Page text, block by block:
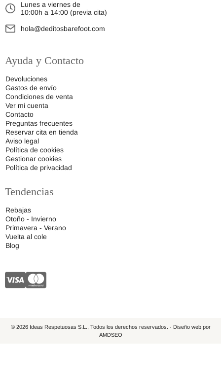
Lunes a viernes de
10:00h a 14:00 (previa cita)
hola@deditosbarefoot.com
Ayuda y Contacto
Devoluciones
Gastos de envío
Condiciones de venta
Ver mi cuenta
Contacto
Preguntas frecuentes
Reservar cita en tienda
Aviso legal
Política de cookies
Gestionar cookies
Política de privacidad
Tendencias
Rebajas
Otoño - Invierno
Primavera - Verano
Vuelta al cole
Blog
© 2026 Ideas Respetuosas S.L., Todos los derechos reservados. · Diseño web por
AMDSEO